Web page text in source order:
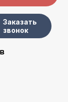
Заказать
звонок